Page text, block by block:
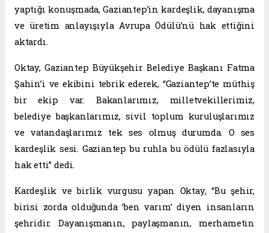
yaptığı konuşmada, Gaziantep’in kardeşlik, dayanışma
ve üretim anlayışıyla Avrupa Ödülü’nü hak ettiğini
aktardı.
Oktay, Gaziantep Büyükşehir Belediye Başkanı Fatma
Şahin’i ve ekibini tebrik ederek, “Gaziantep’te müthiş
bir ekip var. Bakanlarımız, milletvekillerimiz,
belediye başkanlarımız, sivil toplum kuruluşlarımız
ve vatandaşlarımız tek ses olmuş durumda. O ses
kardeşlik sesi. Gaziantep bu ruhla bu ödülü fazlasıyla
hak etti” dedi.
Kardeşlik ve birlik vurgusu yapan Oktay, “Bu şehir,
birisi zorda olduğunda ‘ben varım’ diyen insanların
şehridir. Dayanışmanın, paylaşmanın, merhametin